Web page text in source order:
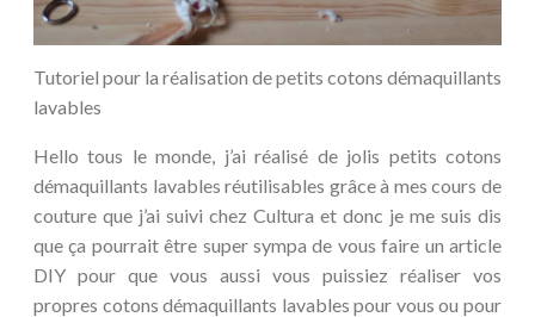
Tutoriel pour la réalisation de petits cotons démaquillants
lavables
Hello tous le monde, j’ai réalisé de jolis petits cotons
démaquillants lavables réutilisables grâce à mes cours de
couture que j’ai suivi chez Cultura et donc je me suis dis
que ça pourrait être super sympa de vous faire un article
DIY pour que vous aussi vous puissiez réaliser vos
propres cotons démaquillants lavables pour vous ou pour